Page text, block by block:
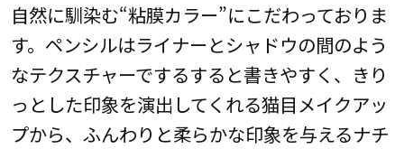
自然に馴染む“粘膜カラー”にこだわっておりま
す。ペンシルはライナーとシャドウの間のよう
なテクスチャーでするすると書きやすく、きり
っとした印象を演出してくれる猫目メイクアッ
プから、ふんわりと柔らかな印象を与えるナチ